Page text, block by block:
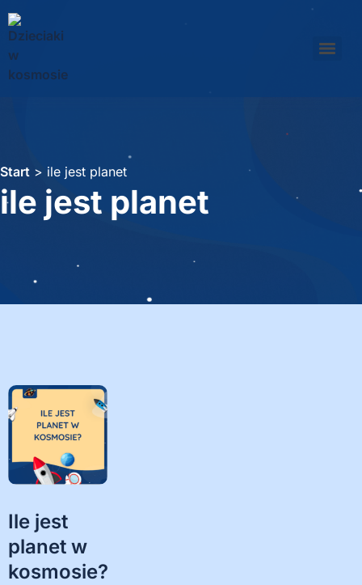
Start > ile jest planet
ile jest planet
Ile jest
planet w
kosmosie?